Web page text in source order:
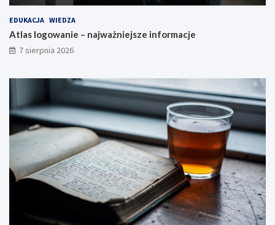
EDUKACJA WIEDZA
Atlas logowanie – najważniejsze informacje
7 sierpnia 2026